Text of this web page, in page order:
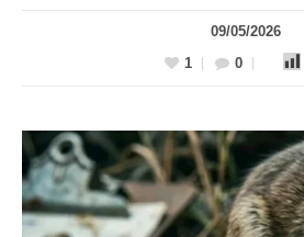
09/05/2026
1
0